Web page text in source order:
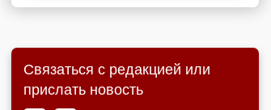
Связаться с редакцией или
прислать новость